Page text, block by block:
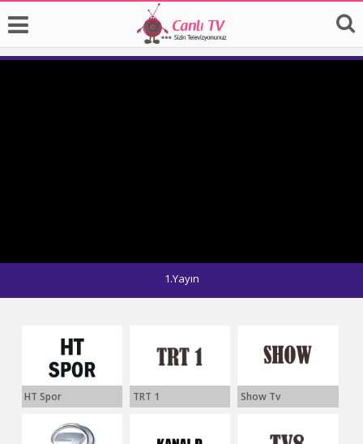
1.Yayın
HT Spor TRT 1 Show Tv